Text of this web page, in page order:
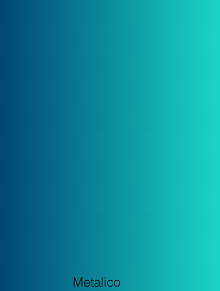
Metalico